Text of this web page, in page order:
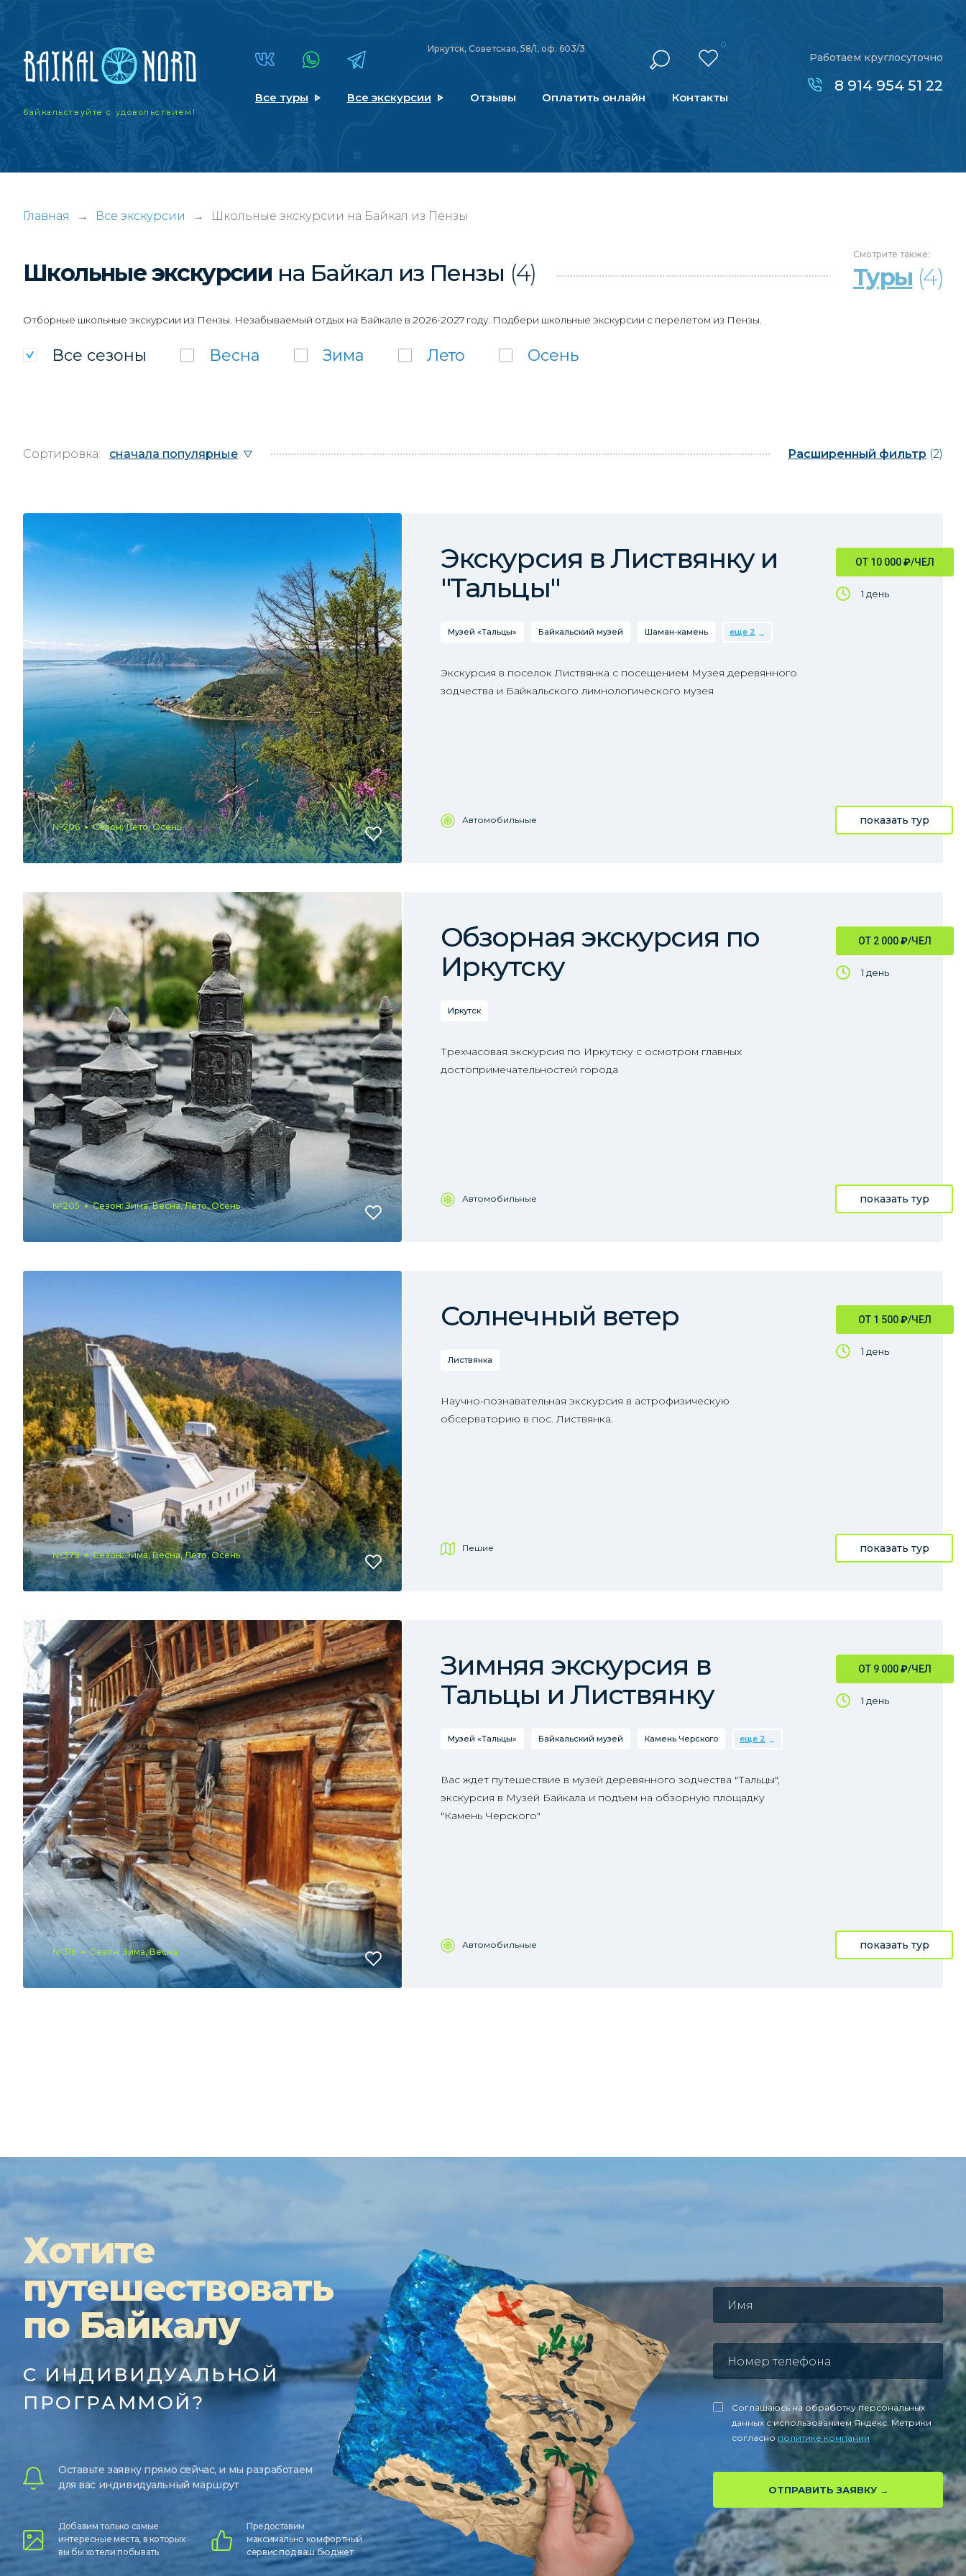
байкальствуйтес удовольствием!
Иркутск, Советская, 58/1, оф. 603/3 0
Все туры Все экскурсии Отзывы Оплатить онлайн Контакты
Работаем круглосуточно
8 914 954 51 22
Главная → Все экскурсии → Школьные экскурсии на Байкал из Пензы
Школьные экскурсии на Байкал из Пензы (4)
Смотрите также:
Туры (4)
Отборные школьные экскурсии из Пензы. Незабываемый отдых на Байкале в 2026-2027 году. Подбери школьные экскурсии с перелетом из Пензы.
Все сезоны Весна Зима Лето Осень
Сортировка: сначала популярные Расширенный фильтр (2)
№206 Сезон: Лето, Осень
ОТ 10 000₽/ЧЕЛ
1 день
Экскурсия в Листвянку и
"Тальцы"
Музей «Тальцы» Байкальский музей Шаман-камень еще 2
Экскурсия в поселок Листвянка с посещением Музея деревянного
зодчества и Байкальского лимнологического музея
Автомобильные показать тур
№205 Сезон: Зима, Весна, Лето, Осень
ОТ 2 000₽/ЧЕЛ
1 день
Обзорная экскурсия по
Иркутску
Иркутск
Трехчасовая экскурсия по Иркутску с осмотром главных
достопримечательностей города
Автомобильные показать тур
№379 Сезон: Зима, Весна, Лето, Осень
ОТ 1 500₽/ЧЕЛ
1 день
Солнечный ветер
Листвянка
Научно-познавательная экскурсия в астрофизическую
обсерваторию в пос. Листвянка.
Пешие показать тур
№318 Сезон: Зима, Весна
ОТ 9 000₽/ЧЕЛ
1 день
Зимняя экскурсия в
Тальцы и Листвянку
Музей «Тальцы» Байкальский музей Камень Черского еще 2
Вас ждет путешествие в музей деревянного зодчества "Тальцы",
экскурсия в Музей Байкала и подъем на обзорную площадку
"Камень Черского"
Автомобильные показать тур
Хотите
путешествовать
по Байкалу
С ИНДИВИДУАЛЬНОЙ
ПРОГРАММОЙ?
Оставьте заявку прямо сейчас, и мы разработаем
для вас индивидуальный маршрут
Добавим только самые
интересные места, в которых
вы бы хотели побывать
Предоставим
максимально комфортный
сервис под ваш бюджет
Соглашаюсь на обработку персональных
данных с использованием Яндекс. Метрики
согласно политике компании
ОТПРАВИТЬ ЗАЯВКУ